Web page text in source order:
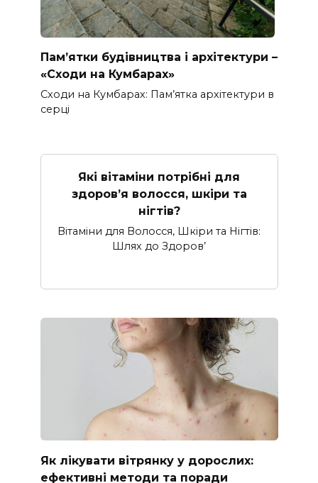
Пам’ятки будівництва і архітектури –
«Сходи на Кумбарах»
Сходи на Кумбарах: Пам’ятка архітектури в
серці
Які вітаміни потрібні для
здоров’я волосся, шкіри та
нігтів?
Вітаміни для Волосся, Шкіри та Нігтів:
Шлях до Здоров’
Як лікувати вітрянку у дорослих:
ефективні методи та поради